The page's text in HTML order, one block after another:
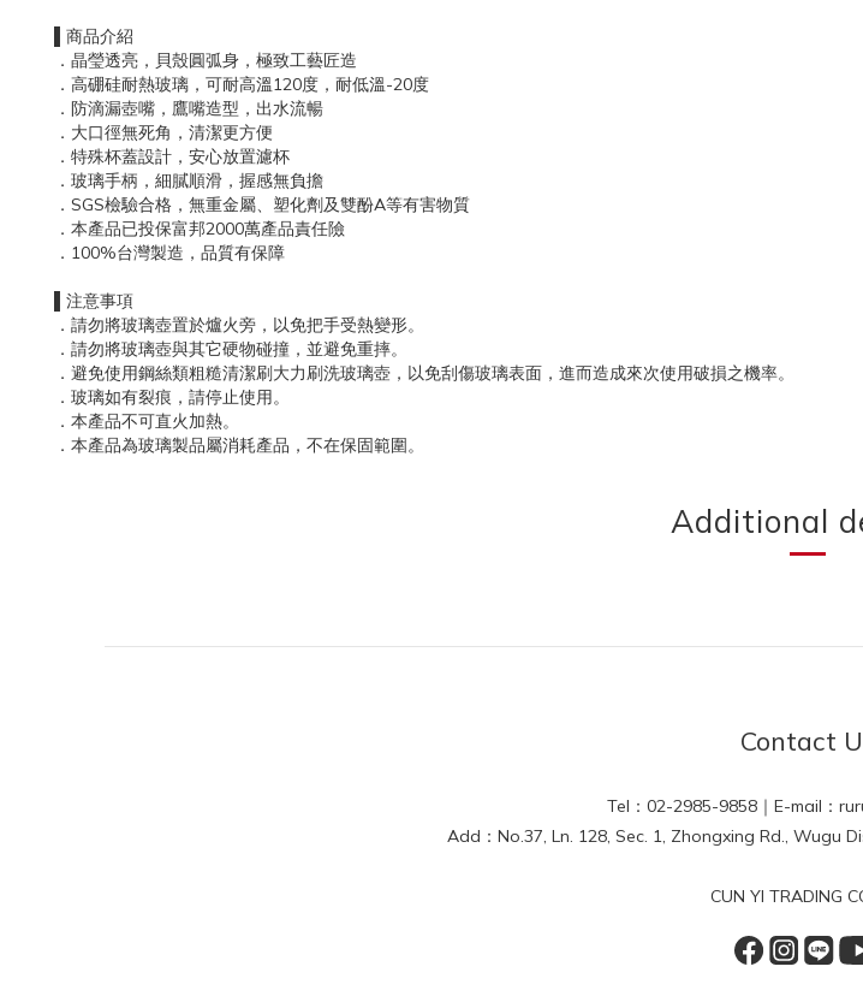
▌商品介紹
．晶瑩透亮，貝殼圓弧身，極致工藝匠造
．高硼硅耐熱玻璃，可耐高溫120度，耐低溫-20度
．防滴漏壺嘴，鷹嘴造型，出水流暢
．大口徑無死角，清潔更方便
．特殊杯蓋設計，安心放置濾杯
．玻璃手柄，細膩順滑，握感無負擔
．SGS檢驗合格，無重金屬、塑化劑及雙酚A等有害物質
．本產品已投保富邦2000萬產品責任險
．100%台灣製造，品質有保障
▌注意事項
．請勿將玻璃壺置於爐火旁，以免把手受熱變形。
．請勿將玻璃壺與其它硬物碰撞，並避免重摔。
．避免使用鋼絲類粗糙清潔刷大力刷洗玻璃壺，以免刮傷玻璃表面，進而造成來次使用破損之機率。
．玻璃如有裂痕，請停止使用。
．本產品不可直火加熱。
．本產品為玻璃製品屬消耗產品，不在保固範圍。
Additional
Contact
Tel：02-2985-9858｜E-mail：
Add：No.37, Ln. 128, Sec. 1, Zhongxing Rd., Wugu
CUN YI TRADING